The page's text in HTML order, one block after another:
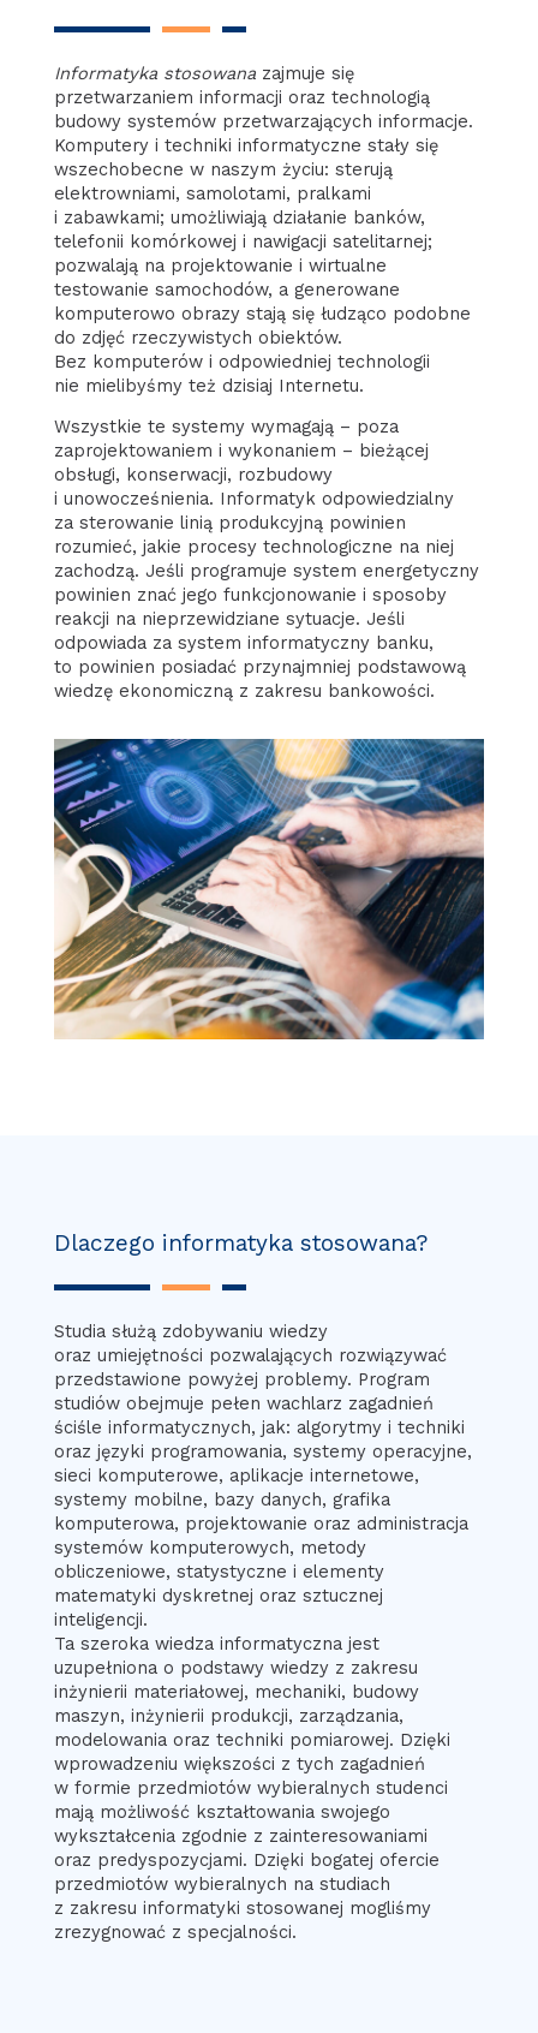
Informatyka stosowanazajmuje się
przetwarzaniem informacji oraz technologią
budowy systemów przetwarzających informacje.
Komputery i techniki informatyczne stały się
wszechobecne w naszym życiu: sterują
elektrowniami, samolotami, pralkami
i zabawkami; umożliwiają działanie banków,
telefonii komórkowej i nawigacji satelitarnej;
pozwalają na projektowanie i wirtualne
testowanie samochodów, a generowane
komputerowo obrazy stają się łudząco podobne
do zdjęć rzeczywistych obiektów.
Bez komputerów i odpowiedniej technologii
nie mielibyśmy też dzisiaj Internetu.
Wszystkie te systemy wymagają – poza
zaprojektowaniem i wykonaniem – bieżącej
obsługi, konserwacji, rozbudowy
i unowocześnienia. Informatyk odpowiedzialny
za sterowanie linią produkcyjną powinien
rozumieć, jakie procesy technologiczne na niej
zachodzą. Jeśli programuje system energetyczny
powinien znać jego funkcjonowanie i sposoby
reakcji na nieprzewidziane sytuacje. Jeśli
odpowiada za system informatyczny banku,
to powinien posiadać przynajmniej podstawową
wiedzę ekonomiczną z zakresu bankowości.
Dlaczego informatyka stosowana?
Studia służą zdobywaniu wiedzy
oraz umiejętności pozwalających rozwiązywać
przedstawione powyżej problemy. Program
studiów obejmuje pełen wachlarz zagadnień
ściśle informatycznych, jak: algorytmy i techniki
oraz języki programowania, systemy operacyjne,
sieci komputerowe, aplikacje internetowe,
systemy mobilne, bazy danych, grafika
komputerowa, projektowanie oraz administracja
systemów komputerowych, metody
obliczeniowe, statystyczne i elementy
matematyki dyskretnej oraz sztucznej
inteligencji.
Ta szeroka wiedza informatyczna jest
uzupełniona o podstawy wiedzy z zakresu
inżynierii materiałowej, mechaniki, budowy
maszyn, inżynierii produkcji, zarządzania,
modelowania oraz techniki pomiarowej. Dzięki
wprowadzeniu większości z tych zagadnień
w formie przedmiotów wybieralnych studenci
mają możliwość kształtowania swojego
wykształcenia zgodnie z zainteresowaniami
oraz predyspozycjami. Dzięki bogatej ofercie
przedmiotów wybieralnych na studiach
z zakresu informatyki stosowanej mogliśmy
zrezygnować z specjalności.